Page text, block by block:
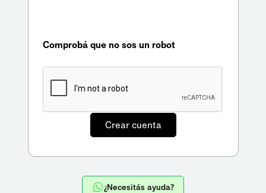
Comprobá que no sos un robot
¿Necesitás ayuda?